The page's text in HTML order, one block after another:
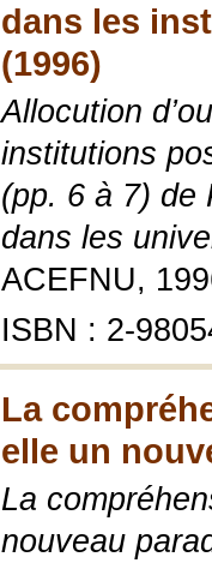
dans les
(1996)
Allocution
institutions
(pp. 6 à 7) de
dans les
ACEFNU,
ISBN : 2-
La
elle un
La
nouveau